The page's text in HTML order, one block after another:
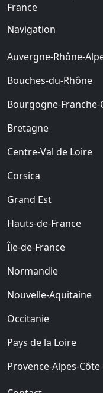
France
Navigation
Auvergne-Rhône-
Bouches-du-Rhône
Bourgogne-Franche-
Bretagne
Centre-Val de Loire
Corsica
Grand Est
Hauts-de-France
Île-de-France
Normandie
Nouvelle-Aquitaine
Occitanie
Pays de la Loire
Provence-Alpes-Côte